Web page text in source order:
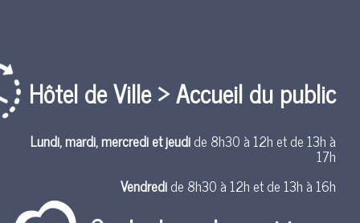
Hôtel de Ville > Accueil du public
Lundi, mardi, mercredi et jeudide 8h30 à 12h et de 13h à
17h
Vendredide 8h30 à 12h et de 13h à 16h